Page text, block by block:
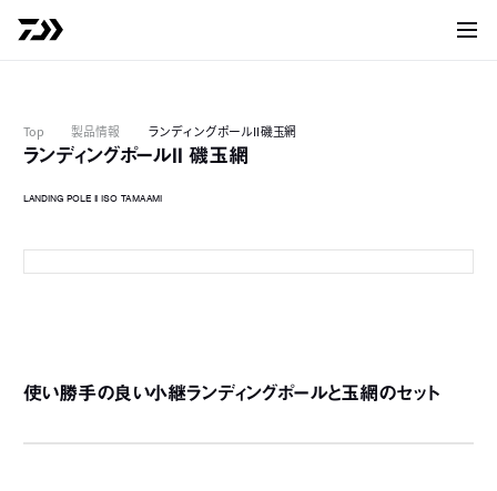
サイ
Top 製品情報 ランディングポールII 磯玉網
ランディングポールII 磯玉網
LANDING POLE II ISO TAMAAMI
使い勝手の良い小継ランディングポールと玉網のセット